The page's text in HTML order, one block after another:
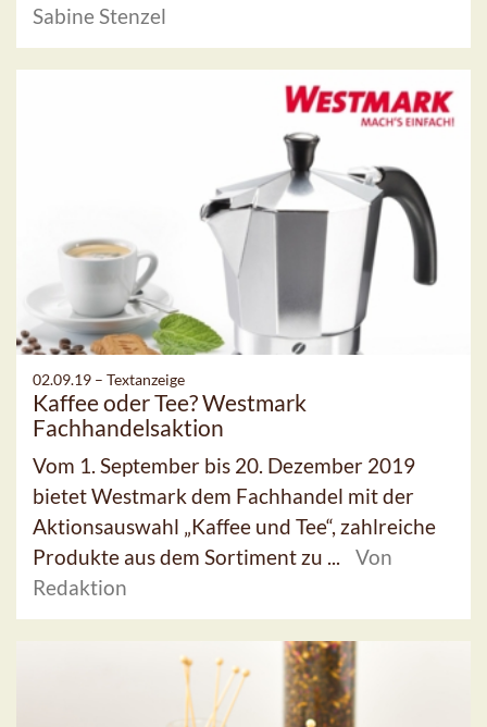
Sabine Stenzel
02.09.19 – Textanzeige
Kaffee oder Tee? Westmark
Fachhandelsaktion
Vom 1. September bis 20. Dezember 2019
bietet Westmark dem Fachhandel mit der
Aktionsauswahl „Kaffee und Tee“, zahlreiche
Produkte aus dem Sortiment zu ...
Von
Redaktion